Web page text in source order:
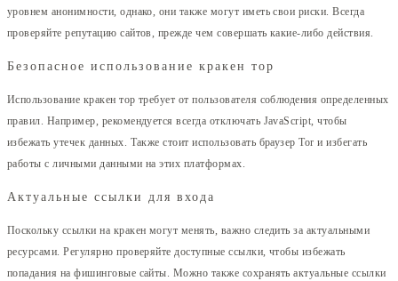
уровнем анонимности, однако, они также могут иметь свои риски. Всегда
проверяйте репутацию сайтов, прежде чем совершать какие-либо действия.
Безопасное использование кракен тор
Использование кракен тор требует от пользователя соблюдения определенных
правил. Например, рекомендуется всегда отключать JavaScript, чтобы
избежать утечек данных. Также стоит использовать браузер Tor и избегать
работы с личными данными на этих платформах.
Актуальные ссылки для входа
Поскольку ссылки на кракен могут менять, важно следить за актуальными
ресурсами. Регулярно проверяйте доступные ссылки, чтобы избежать
попадания на фишинговые сайты. Можно также сохранять актуальные ссылки